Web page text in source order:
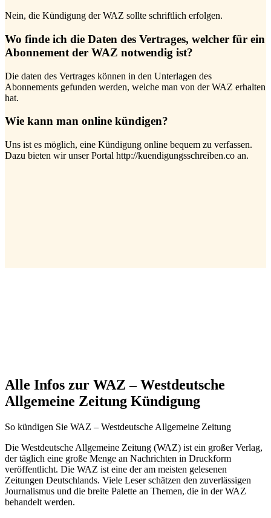
Nein, die Kündigung der WAZ sollte schriftlich erfolgen.
Wo finde ich die Daten des Vertrages, welcher für ein
Abonnement der WAZ notwendig ist?
Die daten des Vertrages können in den Unterlagen des
Abonnements gefunden werden, welche man von der WAZ erhalten
hat.
Wie kann man online kündigen?
Uns ist es möglich, eine Kündigung online bequem zu verfassen.
Dazu bieten wir unser Portal http://kuendigungsschreiben.co an.
Alle Infos zur WAZ – Westdeutsche
Allgemeine Zeitung Kündigung
So kündigen Sie WAZ – Westdeutsche Allgemeine Zeitung
Die Westdeutsche Allgemeine Zeitung (WAZ) ist ein großer Verlag,
der täglich eine große Menge an Nachrichten in Druckform
veröffentlicht. Die WAZ ist eine der am meisten gelesenen
Zeitungen Deutschlands. Viele Leser schätzen den zuverlässigen
Journalismus und die breite Palette an Themen, die in der WAZ
behandelt werden.